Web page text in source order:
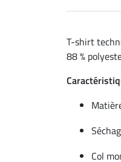
T-shirt
88 %
Col